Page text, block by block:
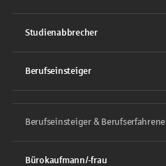
Studienabbrecher
Berufseinsteiger
Berufseinsteiger & Berufserfahrene
Bürokaufmann/-frau